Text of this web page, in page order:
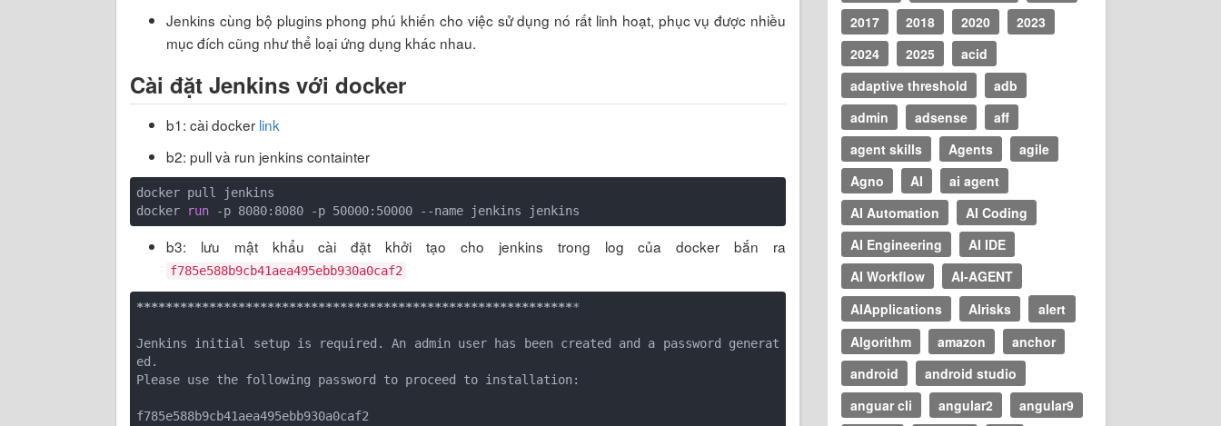
Jenkins cùng bộ plugins phong phú khiến cho việc sử dụng nó rất linh hoạt, phục vụ được nhiều
mục đích cũng như thể loại ứng dụng khác nhau.
Cài đặt Jenkins với docker
b1: cài docker link
b2: pull và run jenkins containter
docker pull jenkins
docker
run
b3: lưu mật khẩu cài đặt khởi tạo cho jenkins trong log của docker bắn ra
f785e588b9cb41aea495ebb930a0caf2
*************************************************************
Jenkins initial setup is required. An admin user has been created and a password generat
ed.
Please use the following password to proceed to installation:
f785e588b9cb41aea495ebb930a0caf2
2017
2018 2020
2023
2024
2025
acid
adaptive threshold
adb
admin
adsense
aff
agent skills
Agents
agile
Agno
AI
ai agent
AI Automation
AI Coding
AI Engineering
AI IDE
AI Workflow
AI-AGENT
AIApplications
AIrisks
alert
Algorithm
amazon
anchor
android
android studio
anguar cli
angular2
angular9